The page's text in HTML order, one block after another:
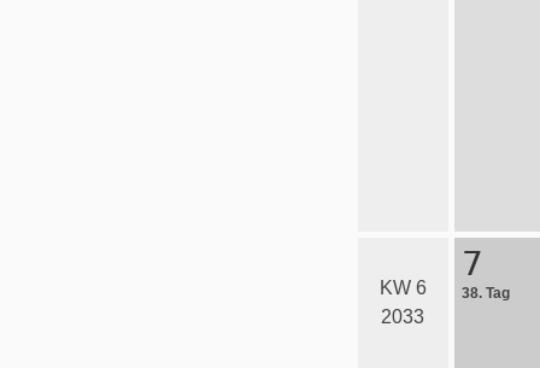
KW 6
2033
7
38. Tag